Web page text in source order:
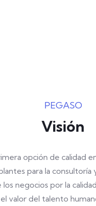
PEGASO
Visión
opción de calidad
para la consultoría
negocios por la
valor del talento